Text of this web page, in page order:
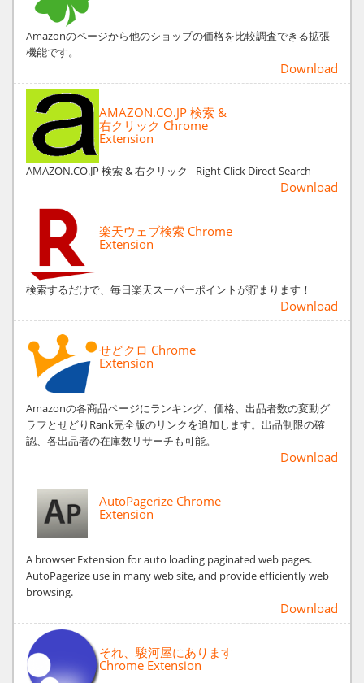
Amazonのページから他のショップの価格を比較調査できる拡張
機能です。
Download
AMAZON.CO.JP 検索 &
右クリック Chrome
Extension
AMAZON.CO.JP 検索 & 右クリック - Right Click Direct Search
Download
楽天ウェブ検索 Chrome
Extension
検索するだけで、毎日楽天スーパーポイントが貯まります！
Download
せどクロ Chrome
Extension
Amazonの各商品ページにランキング、価格、出品者数の変動グ
ラフとせどりRank完全版のリンクを追加します。出品制限の確
認、各出品者の在庫数リサーチも可能。
Download
AutoPagerize Chrome
Extension
A browser Extension for auto loading paginated web pages.
AutoPagerize use in many web site, and provide efficiently web
browsing.
Download
それ、駿河屋にあります
Chrome Extension